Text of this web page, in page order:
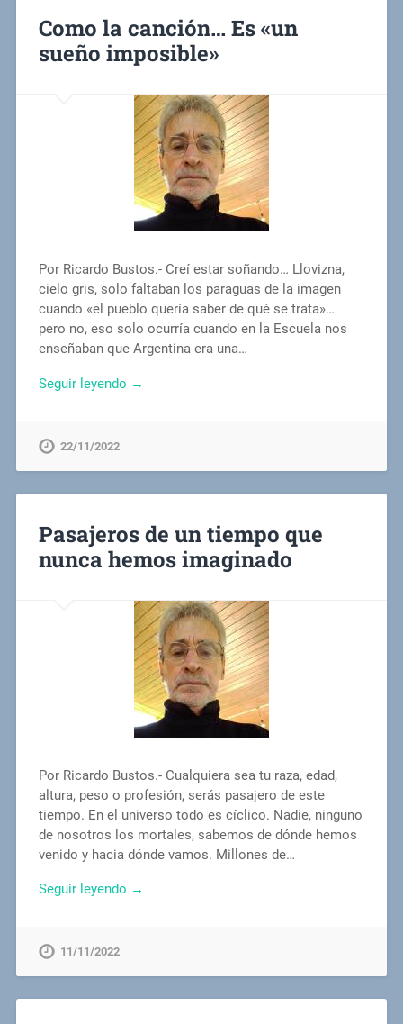
Como la canción… Es «un
sueño imposible»
Por Ricardo Bustos.- Creí estar soñando… Llovizna,
cielo gris, solo faltaban los paraguas de la imagen
cuando «el pueblo quería saber de qué se trata»…
pero no, eso solo ocurría cuando en la Escuela nos
enseñaban que Argentina era una…
Seguir leyendo →
22/11/2022
Pasajeros de un tiempo que
nunca hemos imaginado
Por Ricardo Bustos.- Cualquiera sea tu raza, edad,
altura, peso o profesión, serás pasajero de este
tiempo. En el universo todo es cíclico. Nadie, ninguno
de nosotros los mortales, sabemos de dónde hemos
venido y hacia dónde vamos. Millones de…
Seguir leyendo →
11/11/2022